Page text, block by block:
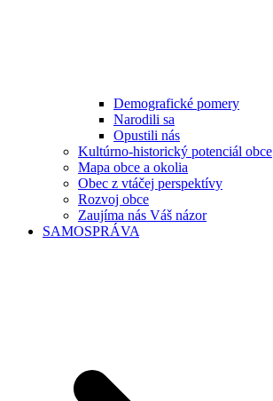
Demografické pomery
Narodili sa
Opustili nás
Kultúrno-historický potenciál obce
Mapa obce a okolia
Obec z vtáčej perspektívy
Rozvoj obce
Zaujíma nás Váš názor
SAMOSPRÁVA